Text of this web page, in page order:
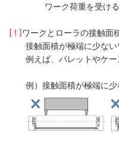
ワーク荷重を受け
[ ! ]ワークとローラの接触面
接触面積が極端に少ない
例えば、パレットやケー
例）接触面積が極端に少